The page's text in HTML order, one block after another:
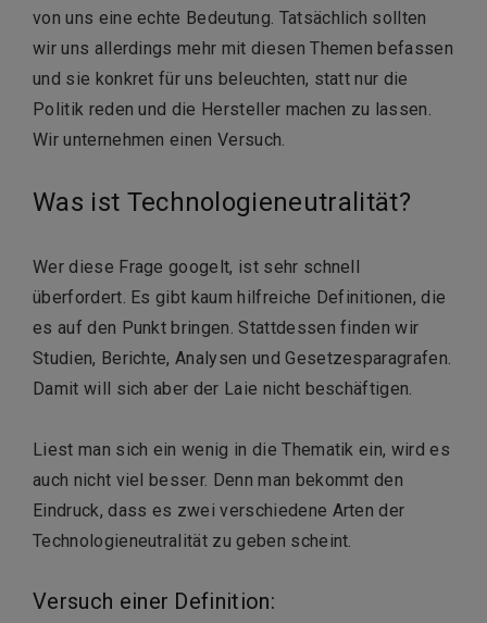
von uns eine echte Bedeutung. Tatsächlich sollten
wir uns allerdings mehr mit diesen Themen befassen
und sie konkret für uns beleuchten, statt nur die
Politik reden und die Hersteller machen zu lassen.
Wir unternehmen einen Versuch.
Was ist Technologieneutralität?
Wer diese Frage googelt, ist sehr schnell
überfordert. Es gibt kaum hilfreiche Definitionen, die
es auf den Punkt bringen. Stattdessen finden wir
Studien, Berichte, Analysen und Gesetzesparagrafen.
Damit will sich aber der Laie nicht beschäftigen.
Liest man sich ein wenig in die Thematik ein, wird es
auch nicht viel besser. Denn man bekommt den
Eindruck, dass es zwei verschiedene Arten der
Technologieneutralität zu geben scheint.
Versuch einer Definition: